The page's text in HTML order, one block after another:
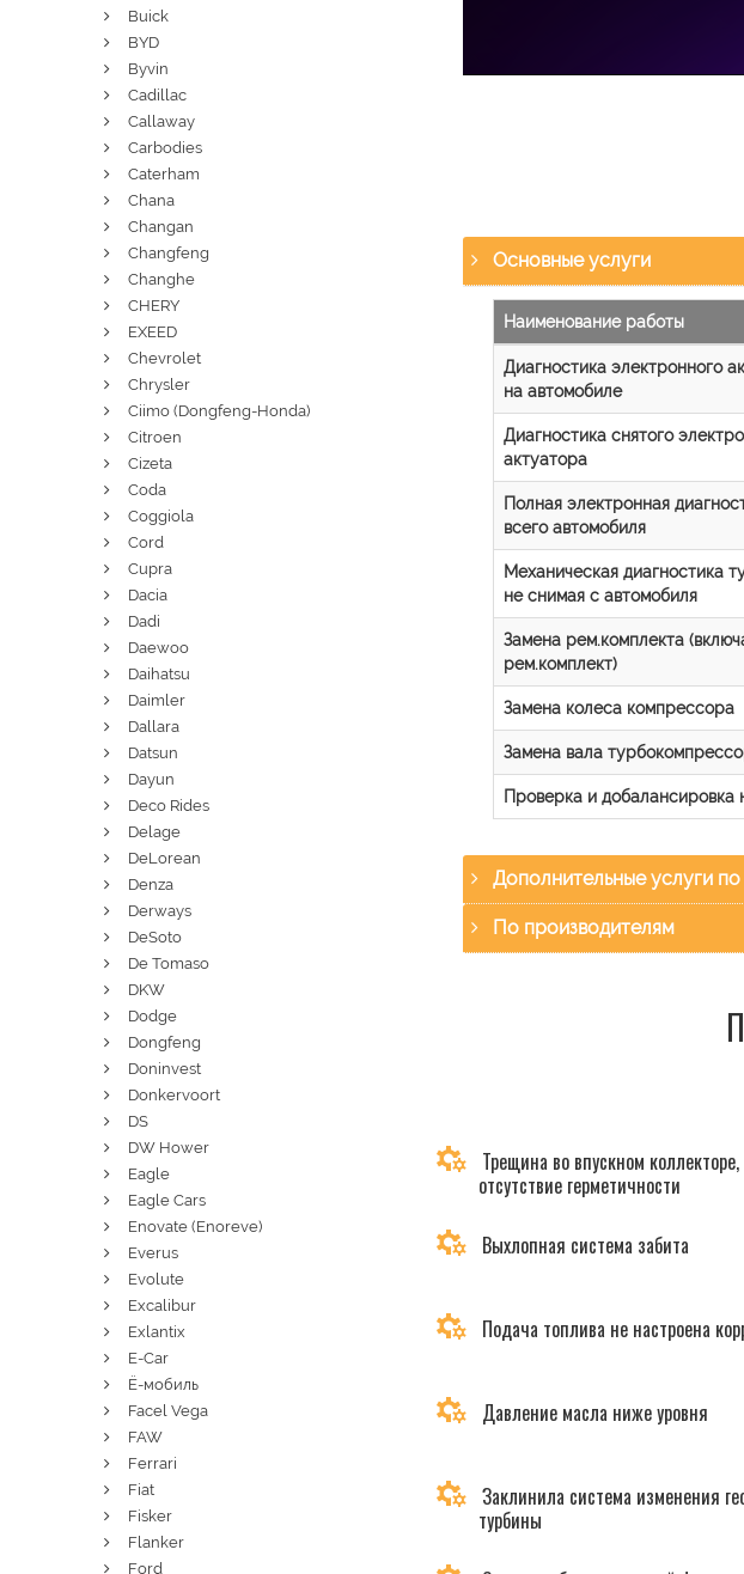
Основные услуги
Наименование работы
Диагностика электронного
на автомобиле
Диагностика снятого
актуатора
Полная электронная
всего автомобиля
Механическая диагностика
не снимая с автомобиля
Замена рем.комплекта
рем.комплект)
Замена колеса компрессора
Замена вала
Проверка и добалансировка
Дополнительные услуги
По производителям
Трещина во впускном коллекторе,
отсутствие герметичности
Выхлопная система забита
Подача топлива не настроена
Давление масла ниже уровня
Заклинила система изменения
турбины
Buick
BYD
Byvin
Cadillac
Callaway
Carbodies
Caterham
Chana
Changan
Changfeng
Changhe
CHERY
EXEED
Chevrolet
Chrysler
Ciimo (Dongfeng-Honda)
Citroen
Cizeta
Coda
Coggiola
Cord
Cupra
Dacia
Dadi
Daewoo
Daihatsu
Daimler
Dallara
Datsun
Dayun
Deco Rides
Delage
DeLorean
Denza
Derways
DeSoto
De Tomaso
DKW
Dodge
Dongfeng
Doninvest
Donkervoort
DS
DW Hower
Eagle
Eagle Cars
Enovate (Enoreve)
Everus
Evolute
Excalibur
Exlantix
E-Car
Ё-мобиль
Facel Vega
FAW
Ferrari
Fiat
Fisker
Flanker
Ford